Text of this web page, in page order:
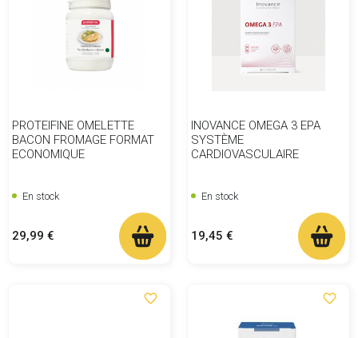
PROTEIFINE OMELETTE
BACON FROMAGE FORMAT
ECONOMIQUE
En stock
Prix
29,99 €
INOVANCE OMEGA 3 EPA
SYSTÈME
CARDIOVASCULAIRE
En stock
Prix
19,45 €
favorite_border favorite_border